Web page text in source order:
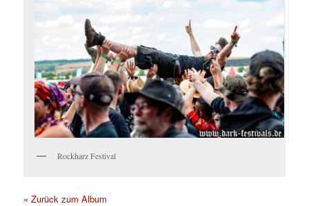
Rockharz Festival
« Zurück zum Album